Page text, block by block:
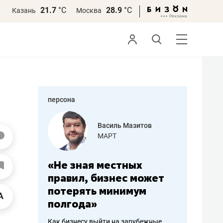
Казань 21.7 °С Москва 28.9 °С
персона
работа
Василь Мазитов
МАРТ
«Не зная местных
правил, бизнес может
потерять минимум
полгода»